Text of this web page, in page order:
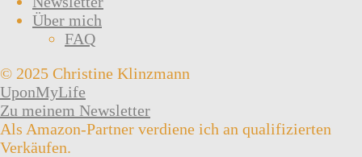
Über mich
FAQ
© 2025 Christine Klinzmann
UponMyLife
Zu meinem Newsletter
Als Amazon-Partner verdiene ich an qualifizierten
Verkäufen.